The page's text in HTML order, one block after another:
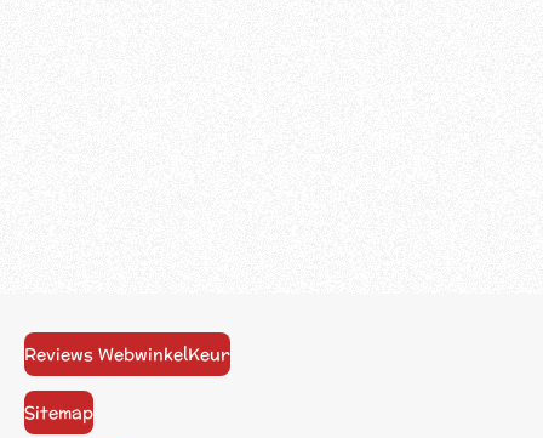
Reviews WebwinkelKeur
Sitemap